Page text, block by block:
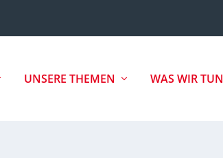
UNSERE THEMEN WAS WIR TUN